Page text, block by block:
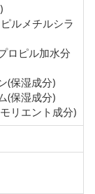
ルメチルシラ
ロピル加水分
(保湿成分)
(保湿成分)
リエント成分)